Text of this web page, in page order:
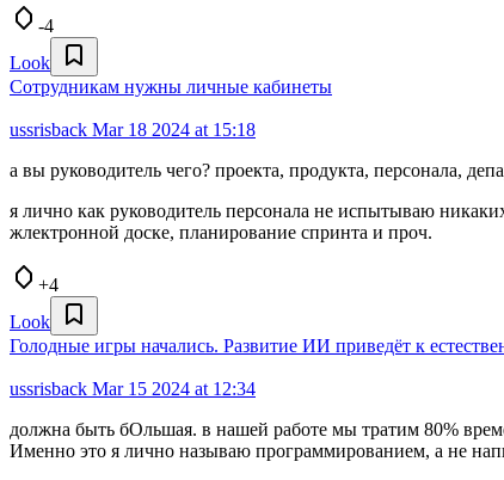
-4
Look
Сотрудникам нужны личные кабинеты
ussrisback Mar 18 2024 at 15:18
а вы руководитель чего? проекта, продукта, персонала,
я лично как руководитель персонала не испытываю
жлектронной доске, планирование спринта и проч.
+4
Look
Голодные игры начались. Развитие ИИ приведёт к
ussrisback Mar 15 2024 at 12:34
должна быть бОльшая. в нашей работе мы тратим 80%
Именно это я лично называю программированием, а не